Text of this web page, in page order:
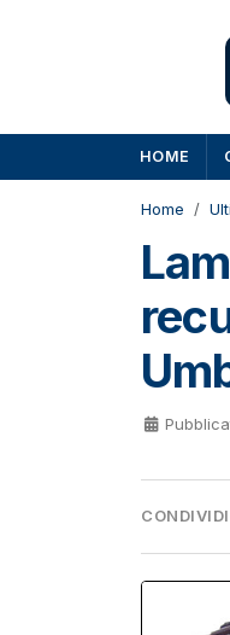
HOME
Home
CONDIVIDI